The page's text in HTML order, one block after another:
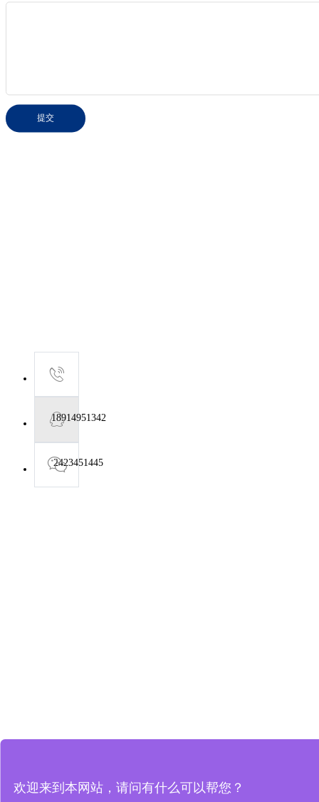
提交
18914951342
2423451445
欢迎来到本网站，请问有什么可以帮您？